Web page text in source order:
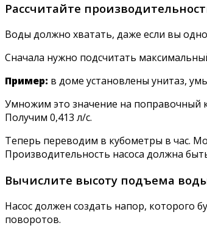
Рассчитайте
Воды должно хватать, даже если вы
Сначала нужно подсчитать
Пример: в доме установлены унитаз,
Умножим это значение на поправочный
Получим 0,413 л/с.
Теперь переводим в кубометры в час.
Производительность насоса должна
Вычислите высоту подъема
Насос должен создать напор, которого
поворотов.